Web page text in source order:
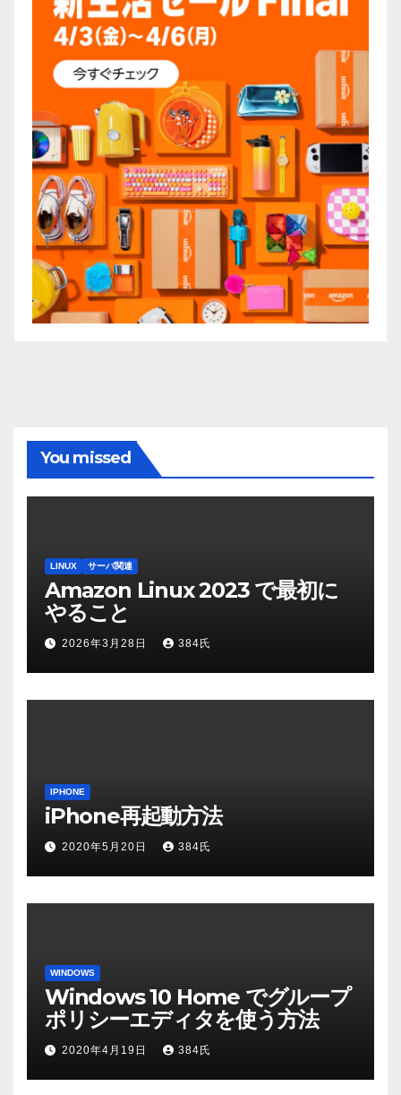
You missed
LINUX サーバ関連
Amazon Linux 2023 で最初に
やること
2026年3月28日 384氏
IPHONE
iPhone再起動方法
2020年5月20日 384氏
WINDOWS
Windows 10 Home でグループ
ポリシーエディタを使う方法
2020年4月19日 384氏